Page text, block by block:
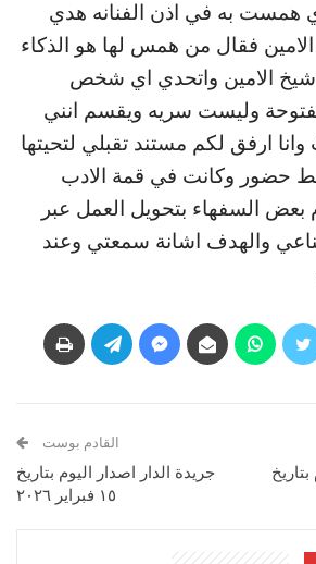
همست به في اذن الفنانه هدي
فقال من همس لها هو الذكاء
الامين واتحدي اي شخص
وليست سريه ويقسم انني
وانا ارفق لكم مستند تقبلي لتحيتها
حضور وكانت في قمة الادب
بعض السفهاء بتحويل العمل عبر
والهدف اشانة سمعتي وعند
القادم بوست
جريدة الدار اصدار اليوم بتاريخ
١٥ فبراير ٢٠٢٦